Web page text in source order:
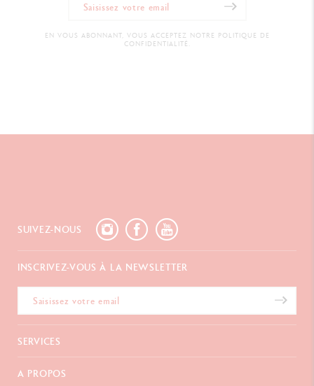
utilise des cookies permettent d’assurer le
réaliser des campagnes ciblées. Vous
EN VOUS ABONNANT, VOUS ACCEPTEZ NOTRE POLITIQUE DE
CONFIDENTIALITÉ.
SUIVEZ-NOUS
INSCRIVEZ-VOUS À LA NEWSLETTER
SERVICES
E-Carte Cadeau
A PROPOS